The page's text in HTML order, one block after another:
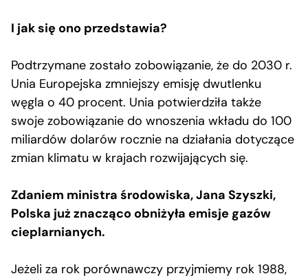
I jak się ono przedstawia?
Podtrzymane zostało zobowiązanie, że do 2030 r.
Unia Europejska zmniejszy emisję dwutlenku
węgla o 40 procent. Unia potwierdziła także
swoje zobowiązanie do wnoszenia wkładu do 100
miliardów dolarów rocznie na działania dotyczące
zmian klimatu w krajach rozwijających się.
Zdaniem ministra środowiska, Jana Szyszki,
Polska już znacząco obniżyła emisje gazów
cieplarnianych.
Jeżeli za rok porównawczy przyjmiemy rok 1988,